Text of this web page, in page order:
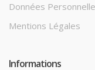
Données
Mentions Légales
Informations